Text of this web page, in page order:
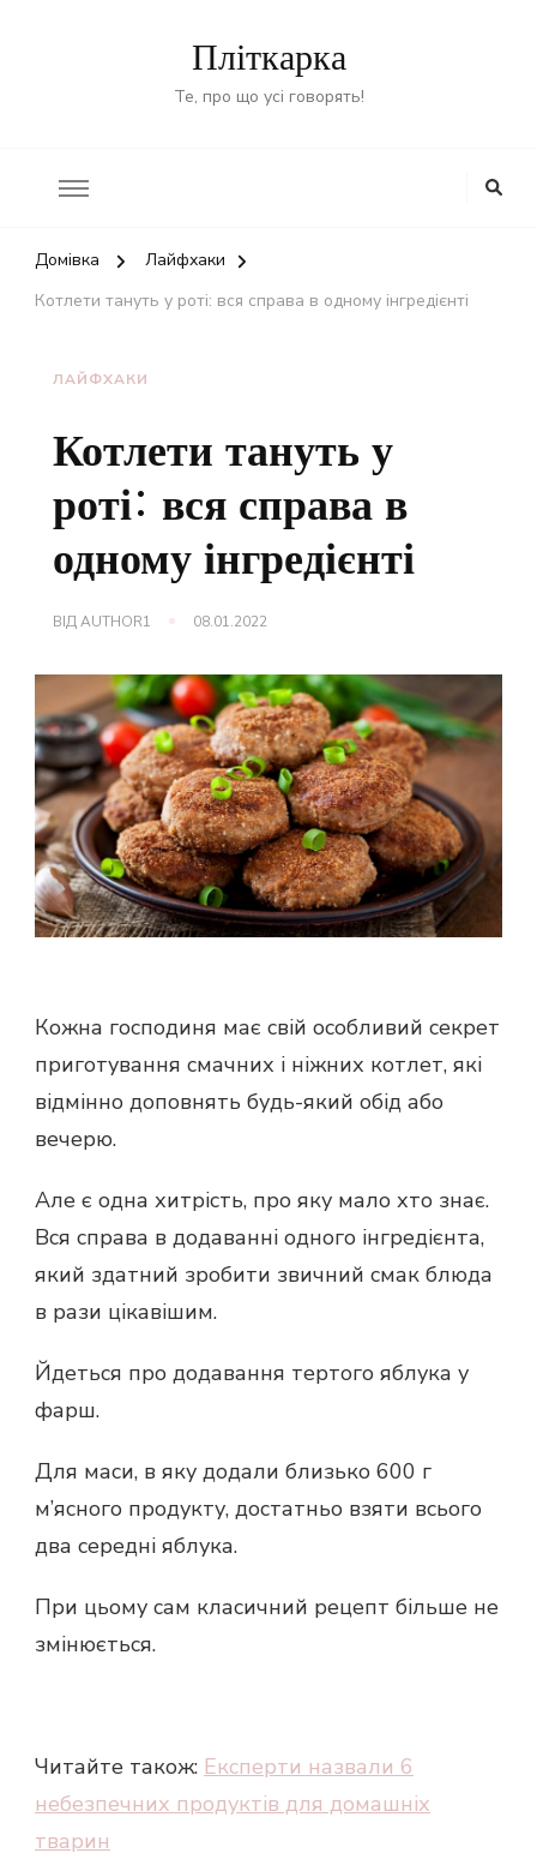
Пліткарка
Те, про що усі говорять!
Домівка
Лайфхаки
Котлети тануть у роті: вся справа в одному інгредієнті
ЛАЙФХАКИ
Котлети тануть у
роті: вся справа в
одному інгредієнті
ВІДAUTHOR1 08.01.2022
Кожна господиня має свій особливий секрет
приготування смачних і ніжних котлет, які
відмінно доповнять будь-який обід або
вечерю.
Але є одна хитрість, про яку мало хто знає.
Вся справа в додаванні одного інгредієнта,
який здатний зробити звичний смак блюда
в рази цікавішим.
Йдеться про додавання тертого яблука у
фарш.
Для маси, в яку додали близько 600 г
м’ясного продукту, достатньо взяти всього
два середні яблука.
При цьому сам класичний рецепт більше не
змінюється.
Читайте також: Експерти назвали 6
небезпечних продуктів для домашніх
тварин